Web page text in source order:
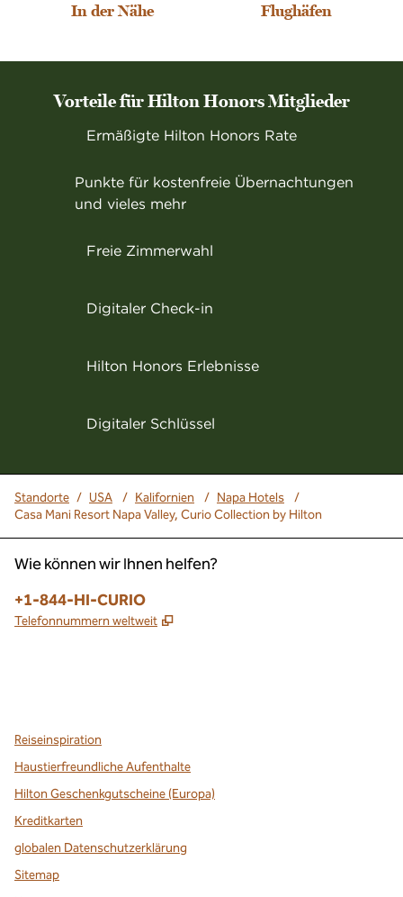
In der Nähe Flughäfen
Vorteile für Hilton Honors Mitglieder
Ermäßigte Hilton Honors Rate
Punkte für kostenfreie Übernachtungen
und vieles mehr
Freie Zimmerwahl
Digitaler Check-in
Hilton Honors Erlebnisse
Digitaler Schlüssel
Standorte / USA / Kalifornien / Napa Hotels
/
Casa Mani Resort Napa Valley, Curio Collection by Hilton
Wie können wir Ihnen helfen?
Telefon:
+1-844-HI-CURIO
Telefonnummern weltweit ,
Reiseinspiration
Haustierfreundliche Aufenthalte
Hilton Geschenkgutscheine (Europa)
Kreditkarten
globalen Datenschutzerklärung
Sitemap